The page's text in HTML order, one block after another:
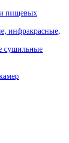
пищевых
инфракрасные,
сушильные